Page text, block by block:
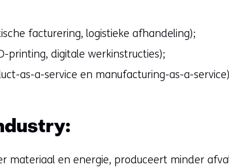
facturering, logistieke afhandeling);
printing, digitale werkinstructies);
as-a-service en manufacturing-as-a-
materiaal en energie, produceert minder